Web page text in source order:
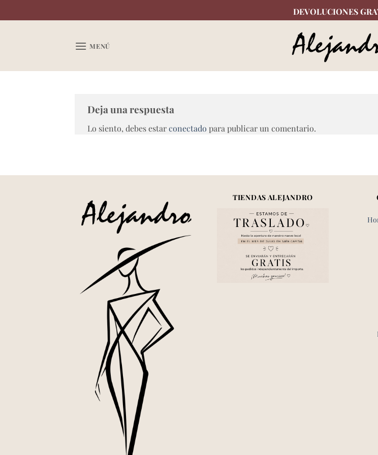
al
DEVOLUCIONES
MENÚ
Deja una respuesta
Lo siento, debes estarconectado para publicar un comentario.
TIENDAS ALEJANDRO